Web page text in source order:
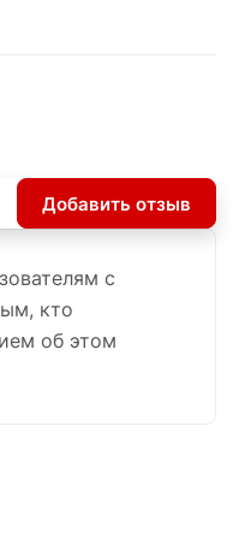
с
кто
об этом
Добавить отзыв